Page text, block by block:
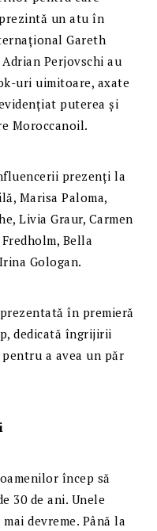
un atu în
Gareth
Perjovschi au
uri uimitoare, axate
puterea și
Moroccanoil.
prezenți la
Marisa Paloma,
Livia Graur, Carmen
Bella
Gologan.
în premieră
dedicată îngrijirii
a avea un păr
încep să
30 de ani. Unele
devreme. Până la